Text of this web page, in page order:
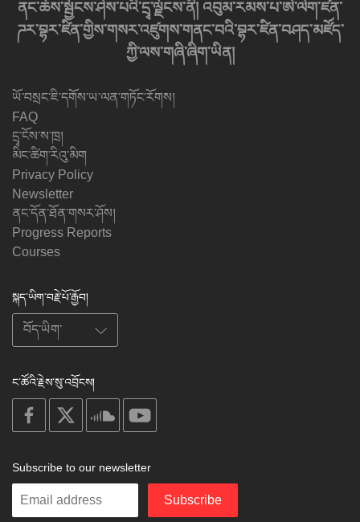
ནང་ཆོས་སྦྱོངས་ཤེས་པའི་དྲྭ་ལྗོངས་ནི། འབུམ་རམས་པ་ཨེ་ལེག་ཛན་
ཌར་བྷར་ཛིན་གྱིས་གསར་འཛུགས་གནང་བའི་བྷར་ཛིན་བཤད་མཛོད་
ཀྱི་ལས་གཞི་ཞིག་ཡིན།
ཡོ་བསྲང་ཇི་དགོས་ཡ་ལན་གཏོང་རོགས།
FAQ
དྲྭ་ངོས་ས་ཁྲ།
མིང་ཚིག་རིའུ་མིག
Privacy Policy
Newsletter
ནང་དོན་ཐོན་གསར་ཤོས།
Progress Reports
Courses
སྐད་ཡིག་བརྗེ་པོ་རྒྱོབ།
ང་ཚོའི་རྗེས་སུ་འབྲོངས།
on
facebook
soundcloud
Subscribe to our newsletter
Enter
Subscribe